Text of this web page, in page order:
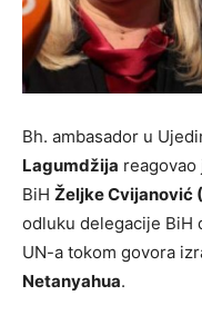
Bh. ambasador u
Lagumdžija
BiH Željke Cvijanović
odluku delegacije BiH
UN-a tokom govora
Netanyahua.